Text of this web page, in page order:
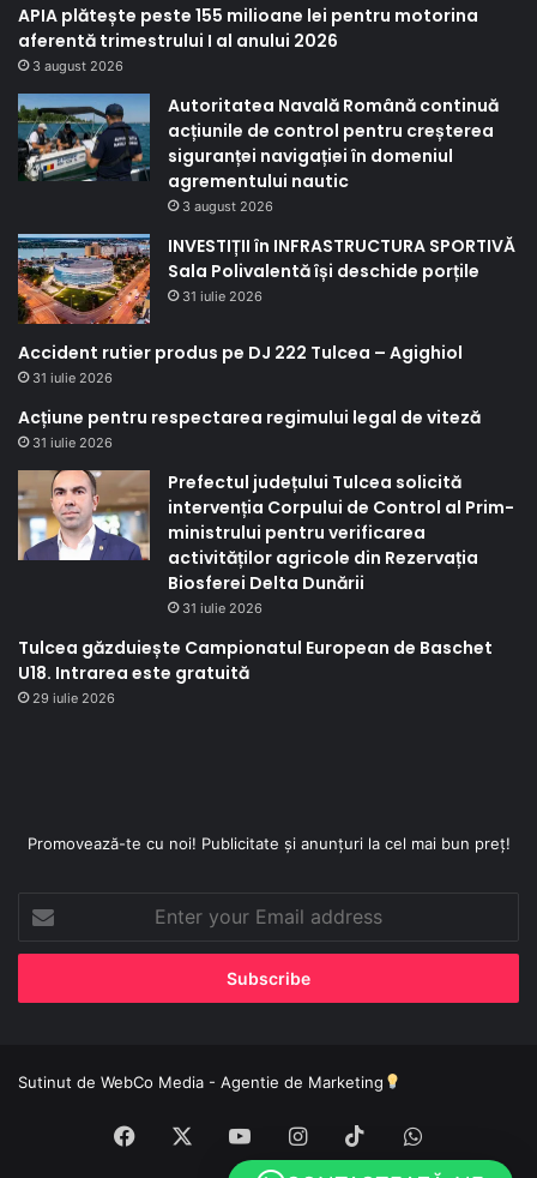
APIA plătește peste 155 milioane lei pentru motorina
aferentă trimestrului I al anului 2026
3 august 2026
Autoritatea Navală Română continuă
acțiunile de control pentru creșterea
siguranței navigației în domeniul
agrementului nautic
3 august 2026
INVESTIȚII în INFRASTRUCTURA SPORTIVĂ
Sala Polivalentă își deschide porțile
31 iulie 2026
Accident rutier produs pe DJ 222 Tulcea – Agighiol
31 iulie 2026
Acțiune pentru respectarea regimului legal de viteză
31 iulie 2026
Prefectul județului Tulcea solicită
intervenția Corpului de Control al Prim-
ministrului pentru verificarea
activităților agricole din Rezervația
Biosferei Delta Dunării
31 iulie 2026
Tulcea găzduiește Campionatul European de Baschet
U18. Intrarea este gratuită
29 iulie 2026
Promovează-te cu noi! Publicitate și anunțuri la cel mai bun preț!
your
Email
Sutinut de WebCo Media - Agentie de Marketing
Facebook YouTubeInstagram
TikTokWhatsApp